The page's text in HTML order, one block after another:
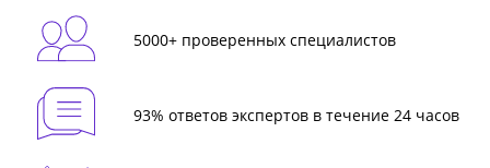
5000+ проверенных специалистов
93% ответов экспертов в течение 24 часов